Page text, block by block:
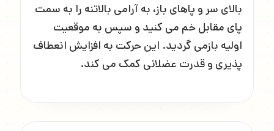
بالای سر و پاهای باز، به آرامی بالاتنه را به سمت
پای مقابل خم می کنید و سپس به موقعیت
اولیه بازمی گردید. این حرکت به افزایش انعطاف
پذیری و قدرت عضلانی کمک می کند.